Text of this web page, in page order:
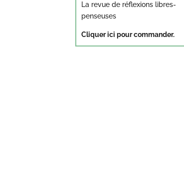
La revue de réflexions libres-
penseuses
Cliquer ici pour commander.